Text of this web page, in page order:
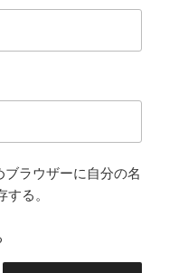
ラウザーに自分の名
る。